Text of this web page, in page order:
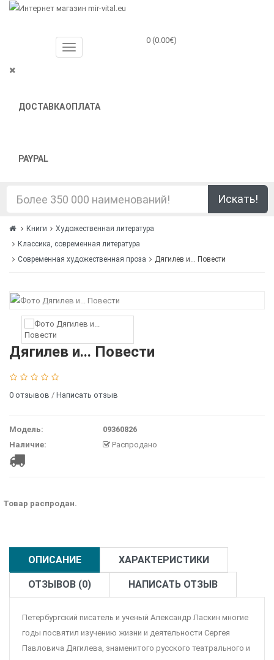
ДОСТАВКАОПЛАТА
PAYPAL
0 (0.00€)
Искать!
Книги
Художественная литература
Классика, современная литература
Современная художественная проза
Дягилев и... Повести
Дягилев и... Повести
0 отзывов / Написать отзыв
Модель:
09360826
Наличие:
Распродано
Товар распродан.
ОПИСАНИЕ ХАРАКТЕРИСТИКИ
ОТЗЫВОВ (0) НАПИСАТЬ ОТЗЫВ
Петербургский писатель и ученый Александр Ласкин многие
годы посвятил изучению жизни и деятельности Сергея
Павловича Дягилева, знаменитого русского театрального и